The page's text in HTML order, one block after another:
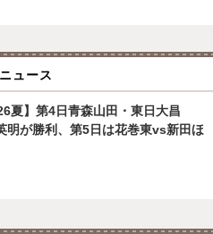
ュース
夏】第4日青森山田・東日大昌
明が勝利、第5日は花巻東vs新田ほ